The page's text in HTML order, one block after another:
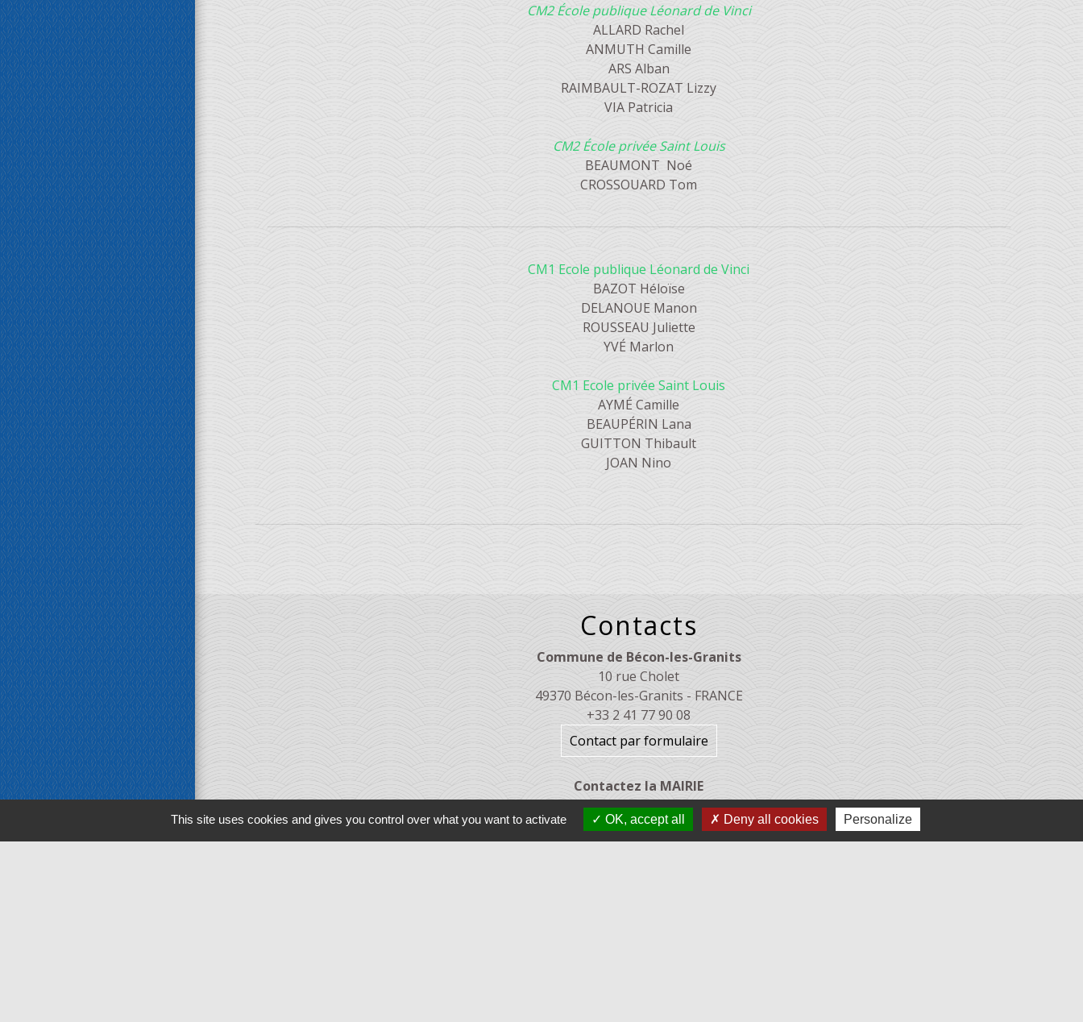
CM2 École publique Léonard de Vinci
ALLARD Rachel
ANMUTH Camille
ARS Alban
RAIMBAULT-ROZAT Lizzy
VIA Patricia
CM2 École privée Saint Louis
BEAUMONT Noé
CROSSOUARD Tom
CM1 Ecole publique Léonard de Vinci
BAZOT Héloïse
DELANOUE Manon
ROUSSEAU Juliette
YVÉ Marlon
CM1 Ecole privée Saint Louis
AYMÉ Camille
BEAUPÉRIN Lana
GUITTON Thibault
JOAN Nino
Contacts
Commune de Bécon-les-Granits
10 rue Cholet
49370 Bécon-les-Granits - FRANCE
+33 2 41 77 90 08
Contact par formulaire
Contactez la MAIRIE
This site uses cookies and gives you control over what you want to activate OK, accept all Deny all cookies Personalize